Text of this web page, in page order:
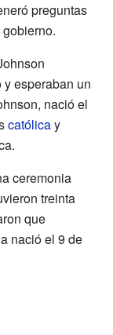
preguntas
esperaban un
nació el
católicay
ceremonia
treinta
que
nació el 9 de